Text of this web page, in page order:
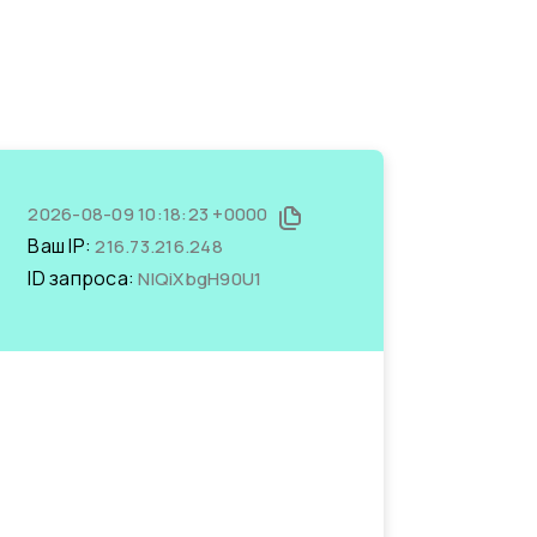
2026-08-09 10:18:23 +0000
Ваш IP:216.73.216.248
ID запроса:NIQiXbgH90U1